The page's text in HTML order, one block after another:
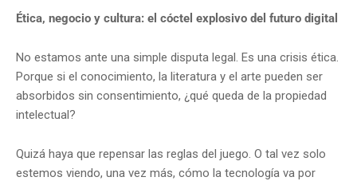
Ética, negocio y cultura: el cóctel explosivo del futuro digital
No estamos ante una simple disputa legal. Es una crisis ética.
Porque si el conocimiento, la literatura y el arte pueden ser
absorbidos sin consentimiento, ¿qué queda de la propiedad
intelectual?
Quizá haya que repensar las reglas del juego. O tal vez solo
estemos viendo, una vez más, cómo la tecnología va por